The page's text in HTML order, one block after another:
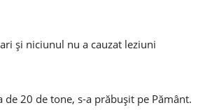
și niciunul nu a cauzat leziuni
20 de tone, s-a prăbușit pe Pământ.